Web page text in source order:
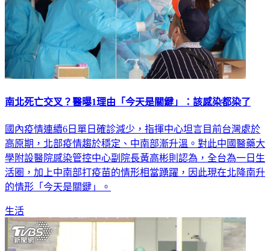
南北死亡交叉？醫曝1理由「今天是關鍵」：該感染都染了
國內疫情連續6日單日確診減少，指揮中心坦言目前台灣處於
高原期，北部疫情趨於穩定、中南部漸升溫。對此中國醫藥大
學附設醫院感染管控中心副院長黃高彬則認為，全台為一日生
活圈，加上中南部打疫苗的情形相當踴躍，因此現在北降南升
的情形「今天是關鍵」。
生活